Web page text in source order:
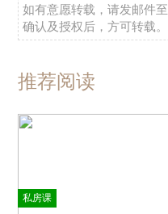
如有意愿转载，请发邮件至
确认及授权后，方可转载。
推荐阅读
私房课